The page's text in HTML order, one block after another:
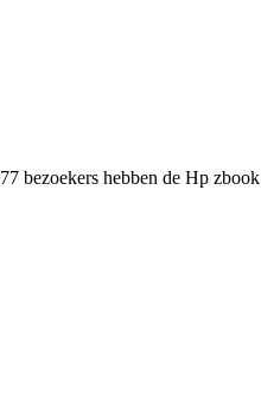
bezoekers hebben de Hp